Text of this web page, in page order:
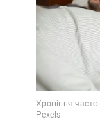
Хропіння
Pexels